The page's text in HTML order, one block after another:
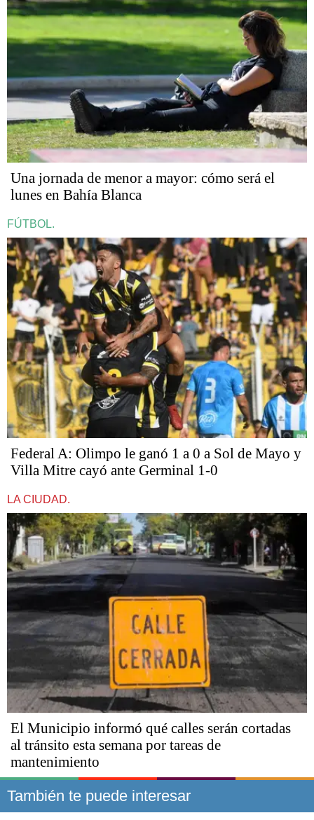
Una jornada de menor a mayor: cómo será el
lunes en Bahía Blanca
FÚTBOL.
Federal A: Olimpo le ganó 1 a 0 a Sol de Mayo y
Villa Mitre cayó ante Germinal 1-0
LA CIUDAD.
El Municipio informó qué calles serán cortadas
al tránsito esta semana por tareas de
mantenimiento
También te puede interesar